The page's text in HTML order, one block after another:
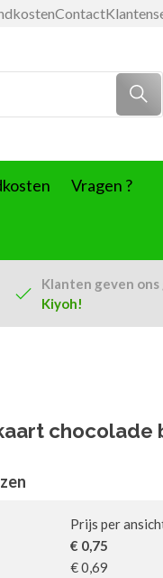
Contact
Vragen ?
Klanten geven ons
Kiyoh!
chocolade
Prijs per
€ 0,75
€ 0,69